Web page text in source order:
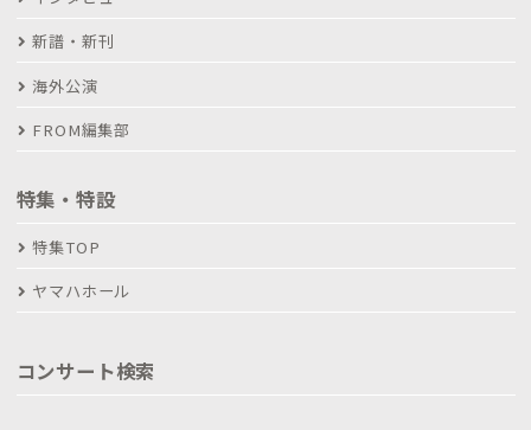
新譜・新刊
海外公演
FROM編集部
特集・特設
特集TOP
ヤマハホール
コンサート検索